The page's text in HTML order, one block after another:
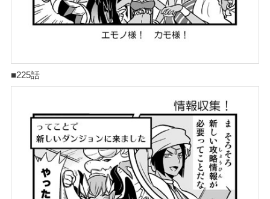
■225話